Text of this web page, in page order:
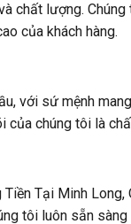
chất lượng.
của khách hàng.
với sứ mệnh
của chúng tôi là
Tại Minh
tôi luôn sẵn